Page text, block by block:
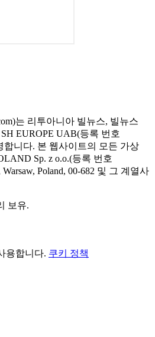
는 리투아니아 빌뉴스, 빌뉴스
EUROPE UAB(등록 번호
합니다. 본 웹사이트의 모든 가상
Sp. z o.o.(등록 번호
Poland, 00-682 및 그 계열사
보유.
용합니다. 쿠키 정책